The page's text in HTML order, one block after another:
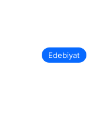
Edebiyat